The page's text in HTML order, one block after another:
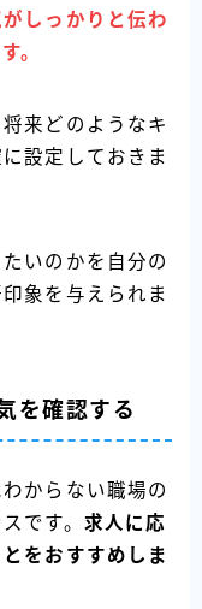
しっかりと伝わ
。
来どのようなキ
設定しておきま
いのかを自分の
象を与えられま
を確認する
からない職場の
です。 求人に応
をおすすめしま